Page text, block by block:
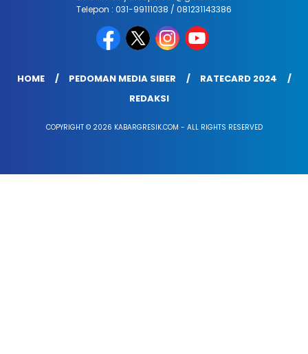
Telepon : 031-99111038 / 081231143386
HOME PEDOMAN MEDIA SIBER
RATECARD 2024
REDAKSI
COPYRIGHT © 2026 KABARGRESIK.COM - ALL RIGHTS RESERVED